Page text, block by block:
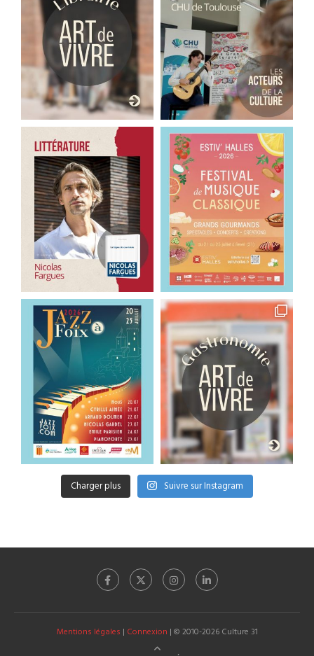
Charger plus Suivre sur Instagram
Mentions légales | Connexion | © 2010-2026 Culture 31